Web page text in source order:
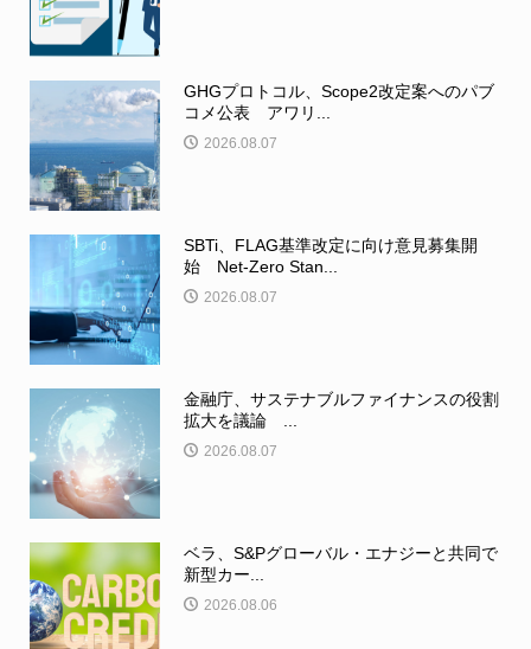
GHGプロトコル、Scope2改定案へのパブ
コメ公表 アワリ...
2026.08.07
SBTi、FLAG基準改定に向け意見募集開
始 Net-Zero Stan...
2026.08.07
金融庁、サステナブルファイナンスの役割
拡大を議論 ...
2026.08.07
ベラ、S&Pグローバル・エナジーと共同で
新型カー...
2026.08.06